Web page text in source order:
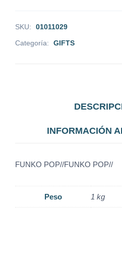
SKU:
01011029
Categoría:
GIFTS
INFORMACIÓN
FUNKO POP//FUNKO POP//
Peso 1 kg